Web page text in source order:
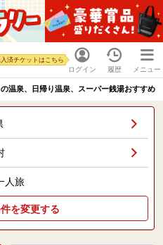
ログイン
入済チケットはこちら
履歴 メニュー
温泉、日帰り温泉、スーパー銭湯おすすめ
人旅
を変更する